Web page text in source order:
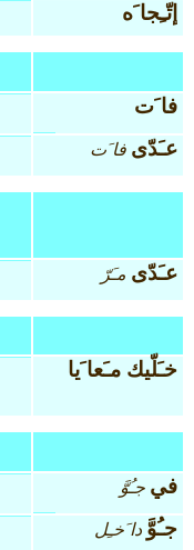
إتّـِجا َه
فا َت
عـَدّى فا َت
عـَدّى مـَرّ
خـَلّيك مـَعا َيا
في جـُوَّ
جـُوَّ دا َخـِل